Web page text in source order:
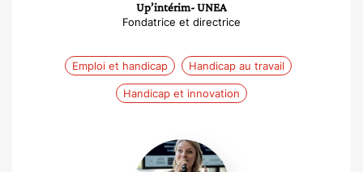
Up’intérim- UNEA
Fondatrice et directrice
Emploi et handicap Handicap au travail
Handicap et innovation
Tiffany
Mazars